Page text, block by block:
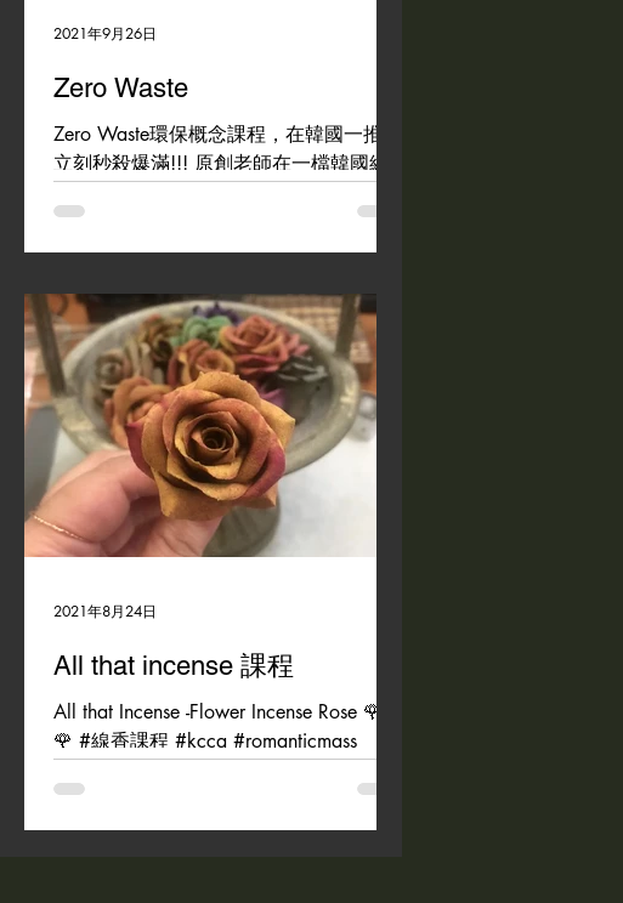
Zero Waste
Zero Waste環保概念課程，在韓國一推出
立刻秒殺爆滿!!! 原創老師在一檔韓國綜
再利用的物品給客人使用，其中"固體牙
膏"更是特別，於是發想了這個課程，這
潮濕氣候調整配方比例，作品零失敗，簡
單就可以...
2021年9月26日
All that incense 課程
All that Incense -Flower Incense Rose 🌹🌹
🌹 #線香課程 #kcca #romanticmass
2021年8月24日